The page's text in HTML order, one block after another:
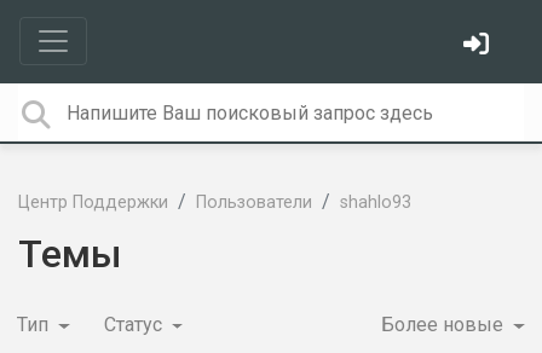
Центр Поддержки Пользователи shahlo93
Темы
Тип Статус Более новые